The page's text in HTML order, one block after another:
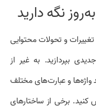
نگه دارید
تغییرات و تحولات محتوایی
بپردازید. به غیر از
و عبارت‌های مختلف
برخی از ساختار‌های